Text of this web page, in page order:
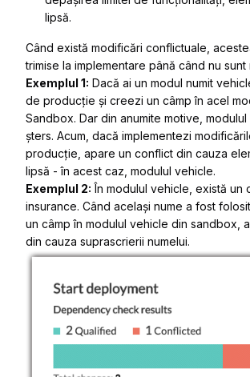
lipsă.
Când există modificări conflictuale,
trimise la implementare până când nu
Exemplul 1: Dacă ai un modul numit
de producție și creezi un câmp în acel
Sandbox. Dar din anumite motive,
șters. Acum, dacă implementezi
producție, apare un conflict din cauza
lipsă - în acest caz, modulul vehicle.
Exemplul 2: În modulul vehicle, există un
insurance. Când același nume a fost
un câmp în modulul vehicle din sandbox,
din cauza suprascrierii numelui.